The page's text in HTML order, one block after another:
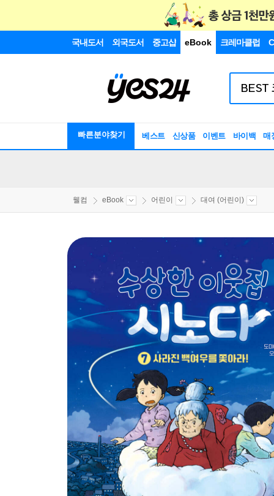
국내도서 외국도서 중고샵 eBook 크레마클럽
빠른분야찾기 베스트 신상품 이벤트 바이백 매
웰컴 eBook 어린이 대여 (어린이)